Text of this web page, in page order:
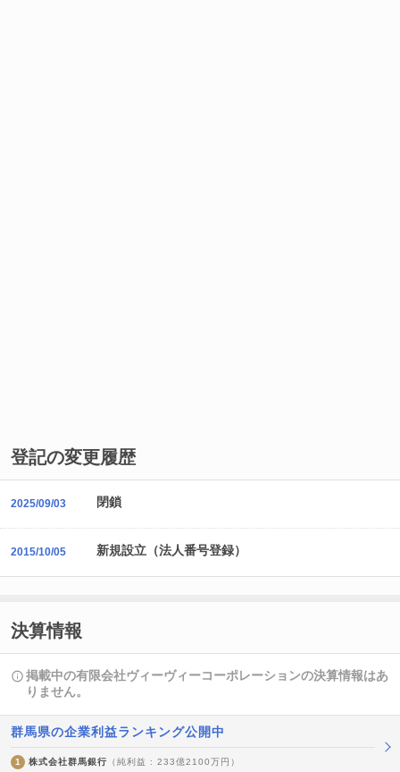
登記の変更履歴
2025/09/03 閉鎖
2015/10/05 新規設立（法人番号登録）
決算情報
掲載中の有限会社ヴィーヴィーコーポレーションの決算情報はあ
りません。
群馬県の企業利益ランキング公開中
1 株式会社群馬銀行 （純利益 : 233億2100万円）